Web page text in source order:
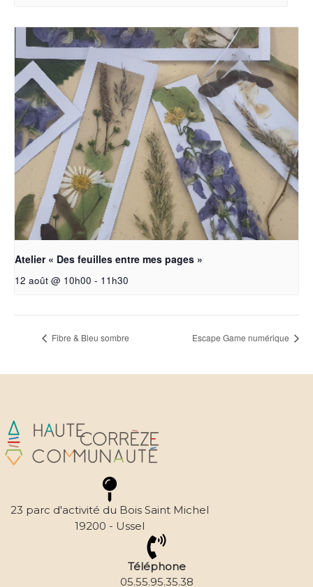
Atelier « Des feuilles entre mes pages »
12 août @ 10h00 - 11h30
Fibre & Bleu sombre Escape Game numérique
23 parc d'activité du Bois Saint Michel
19200 - Ussel
Téléphone
05.55.95.35.38